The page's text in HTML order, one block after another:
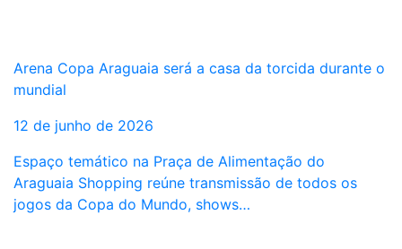
Arena Copa Araguaia será a casa da torcida durante o
mundial
12 de junho de 2026
Espaço temático na Praça de Alimentação do
Araguaia Shopping reúne transmissão de todos os
jogos da Copa do Mundo, shows…